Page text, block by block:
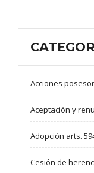
Acciones
Aceptación y
Adopción arts.
Cesión de